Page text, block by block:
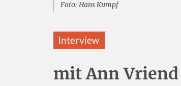
Foto: Hans Kumpf
Interview
mit Ann Vriend